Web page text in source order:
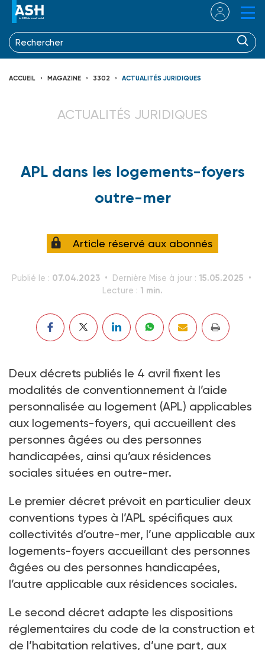
ACCUEIL MAGAZINE 3302 ACTUALITÉS JURIDIQUES
ACTUALITÉS JURIDIQUES
APL dans les logements-foyers
outre-mer
Article réservé aux abonnés
Publié le : 07.04.2023 Dernière Mise à jour : 15.05.2025
Lecture : 1 min.
Deux décrets publiés le 4 avril fixent les
modalités de conventionnement à l’aide
personnalisée au logement (APL) applicables
aux logements-foyers, qui accueillent des
personnes âgées ou des personnes
handicapées, ainsi qu’aux résidences
sociales situées en outre-mer.
Le premier décret prévoit en particulier deux
conventions types à l’APL spécifiques aux
collectivités d’outre-mer, l’une applicable aux
logements-foyers accueillant des personnes
âgées ou des personnes handicapées,
l’autre applicable aux résidences sociales.
Le second décret adapte les dispositions
réglementaires du code de la construction et
de l’habitation relatives, d’une part, aux